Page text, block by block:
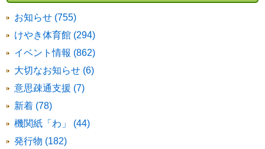
お知らせ (755)
けやき体育館 (294)
イベント情報 (862)
大切なお知らせ (6)
意思疎通支援 (7)
新着 (78)
機関紙「わ」 (44)
発行物 (182)